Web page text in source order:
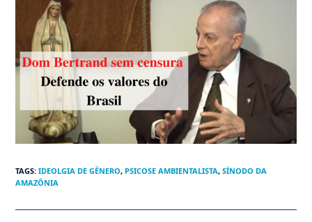
TAGS:IDEOLGIA DE GÊNERO, PSICOSE AMBIENTALISTA, SÍNODO DA
AMAZÔNIA